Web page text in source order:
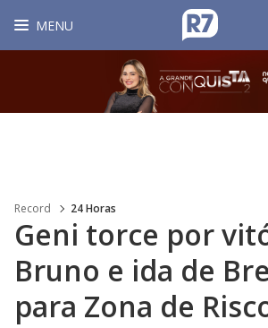
MENU
Record 24 Horas
Geni torce por
Bruno e ida de
para Zona de